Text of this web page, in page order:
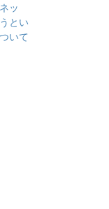
ッ
とい
いて